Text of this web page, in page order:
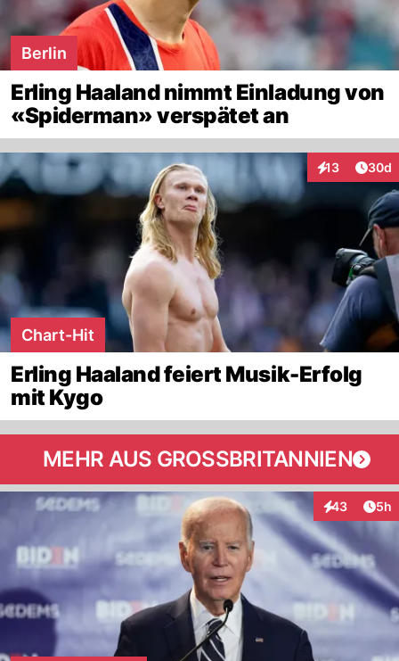
Berlin
Erling Haaland nimmt Einladung von
«Spiderman» verspätet an
13
Interaktionen
30d
Chart-Hit
Erling Haaland feiert Musik-Erfolg
mit Kygo
MEHR AUS GROSSBRITANNIEN
43
Interaktionen
5h